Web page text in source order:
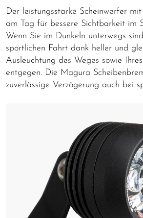
Der leistungsstarke Scheinwerfer
am Tag für bessere Sichtbarkeit im
Wenn Sie im Dunkeln unterwegs
sportlichen Fahrt dank heller und
Ausleuchtung des Weges sowie
entgegen. Die Magura
zuverlässige Verzögerung auch bei